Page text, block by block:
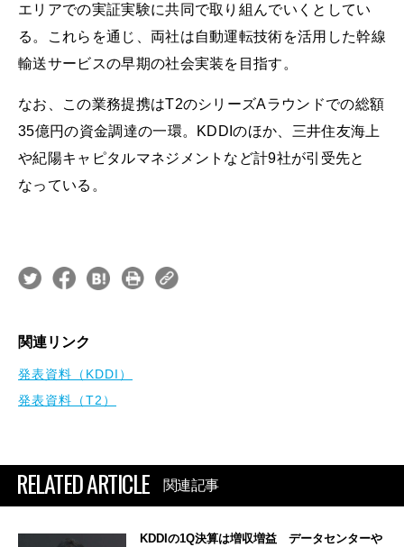
エリアでの実証実験に共同で取り組んでいくとしてい
る。これらを通じ、両社は自動運転技術を活用した幹線
輸送サービスの早期の社会実装を目指す。
なお、この業務提携はT2のシリーズAラウンドでの総額
35億円の資金調達の一環。KDDIのほか、三井住友海上
や紀陽キャピタルマネジメントなど計9社が引受先と
なっている。
関連リンク
発表資料（KDDI）
発表資料（T2）
RELATED ARTICLE 関連記事
KDDIの1Q決算は増収増益 データセンターや